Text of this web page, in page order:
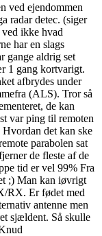
ved ejendommen
radar detec. (siger
ikke hvad
har en slags
gange aldrig set
1 gang kortvarigt.
afbrydes under
(ALS). Tror så
de kan
var ping til remoten
det kan ske
parabolen sat
de fleste af de
tid er vel 99% Fra
;) Man kan iøvrigt
RX. Er fødet med
antenne men
sjældent. Så skulle